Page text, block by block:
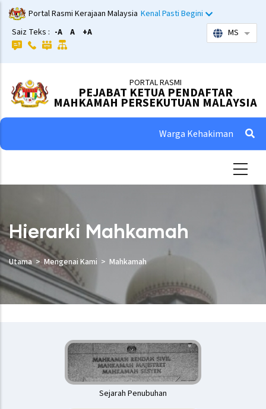
Skip
to
main
content
Portal Rasmi Kerajaan Malaysia Kenal Pasti Begini
Saiz Teks : -A A +A MS List
PORTAL RASMI
PEJABAT KETUA PENDAFTAR
MAHKAMAH PERSEKUTUAN MALAYSIA
Warga Kehakiman
Hierarki Mahkamah
Utama Mengenai Kami Mahkamah
Sejarah Penubuhan